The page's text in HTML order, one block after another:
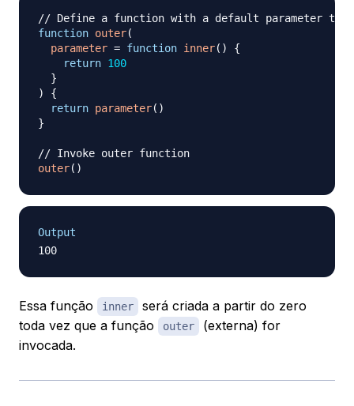
// Define a function with a default parameter that
function outer(
parameter = function inner( )
{
return 100
}
)
{
return parameter( )
}
// Invoke outer function
outer( )
Output
Essa função inner
será criada a partir do zero
toda vez que a função
outer
(externa) for
invocada.